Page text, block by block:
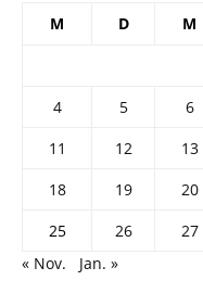
M D M
4
5 6
11
12 13
18
19 20
25
26 27
« Nov.
Jan. »